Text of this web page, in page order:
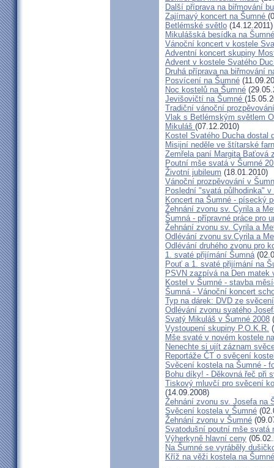
Další příprava na biřmování
Zajímavý koncert na Šumné
Betlémské světlo (14.12.2011)
Mikulášská besídka na Šumné
Vánoční koncert v kostele
Adventní koncert skupiny
Advent v kostele Svatého
Druhá příprava na biřmování
Posvícení na Šumné
Noc kostelů na Šumné
Jevišovičtí na Šumné
Tradiční vánoční
Vlak s Betlémským světlem
Mikuláš (07.12.2010)
Kostel Svatého Ducha dostal
Misijní neděle ve štítarské
Zemřela paní Margita Baťová
Poutní mše svatá v Šumné
Životní jubileum (18.01.2010)
Vánoční prozpěvování v
Poslední "svatá půlhodinka"
Koncert na Šumné - písecký
Žehnání zvonu sv. Cyrila a
Šumná - přípravné práce pro
Žehnání zvonu sv. Cyrila a
Odlévání zvonu sv.Cyrila a
Odlévání druhého zvonu pro
1. svaté přijímání Šumná
Pouť a 1. svaté přijímání na
PSVN zazpívá na Den matek
Kostel v Šumné - stavba
Šumná - Vánoční koncert
Typ na dárek: DVD ze
Odlévání zvonu svatého
Svatý Mikuláš v Šumné 2008
Vystoupení skupiny P.O.K.R.
Mše svaté v novém kostele
Nenechte si ujít záznam
Reportáže ČT o svěcení
Svěcení kostela na Šumné -
Bohu díky! - Děkovná řeč při
Tiskový mluvčí pro svěcení
(14.09.2008)
Žehnání zvonu sv. Josefa na
Svěcení kostela v Šumné
Žehnání zvonu v Šumné
Svatodušní poutní mše svatá
Výherkyně hlavní ceny
Na Šumné se vyráběly
Kříž na věži kostela na